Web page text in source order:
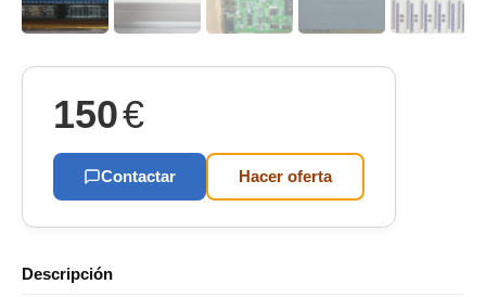
150€
Contactar Hacer oferta
Descripción